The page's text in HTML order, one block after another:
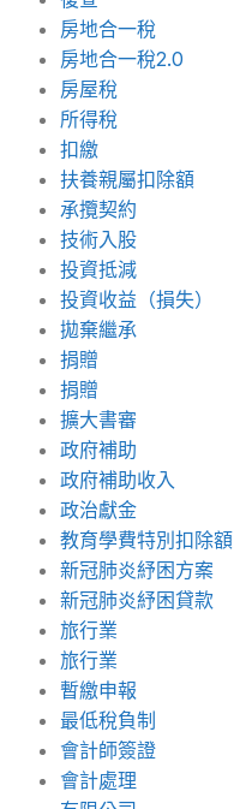
房地合一稅
房地合一稅2.0
房屋稅
所得稅
扣繳
扶養親屬扣除額
承攬契約
技術入股
投資抵減
投資收益（損失）
拋棄繼承
捐贈
捐贈
擴大書審
政府補助
政府補助收入
政治獻金
教育學費特別扣除額
新冠肺炎紓困方案
新冠肺炎紓困貸款
旅行業
旅行業
暫繳申報
最低稅負制
會計師簽證
會計處理